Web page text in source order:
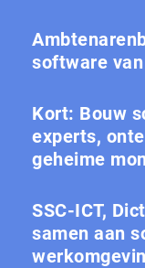
software
Kort: Bouw
experts,
geheime
SSC-ICT,
samen aan